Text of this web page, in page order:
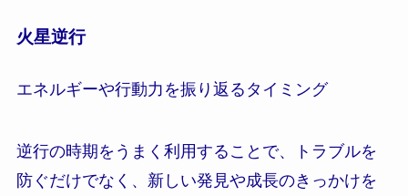
火星逆行
エネルギーや行動力を振り返るタイミング
逆行の時期をうまく利用することで、トラブルを
防ぐだけでなく、新しい発見や成長のきっかけを